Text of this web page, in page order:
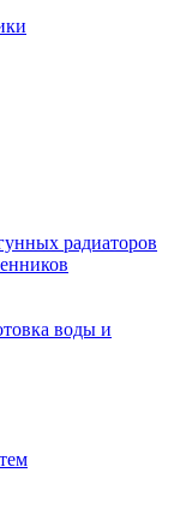
радиаторов
воды и